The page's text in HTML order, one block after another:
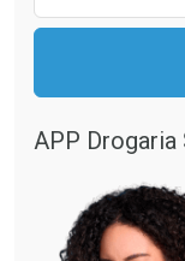
APP Drogaria